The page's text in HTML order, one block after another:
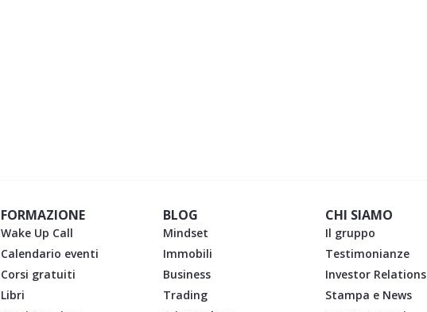
FORMAZIONE
Wake Up Call
Calendario eventi
Corsi gratuiti
Libri
BLOG
Mindset
Immobili
Business
Trading
CHI SIAMO
Il gruppo
Testimonianze
Investor Relations
Stampa e News